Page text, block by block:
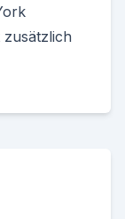
zusätzlich